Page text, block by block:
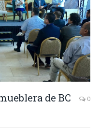
de BC
0